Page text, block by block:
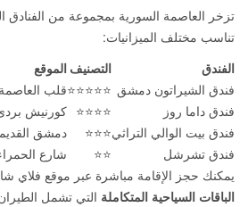
تزخر العاصمة السورية بمجموعة من الفنادق
تناسب مختلف الميزانيات:
الفندق
التصنيف الموقع
فندق الشيراتون دمشق ⭐⭐⭐⭐⭐قلب العاصمة
فندق داما روز
⭐⭐⭐⭐ كورنيش
فندق بيت الوالي التراثي⭐⭐⭐
دمشق
فندق تشرشل
⭐⭐
شارع
يمكنك حجز الإقامة مباشرة عبر موقع فلاي
الباقات السياحية المتكاملة التي تشمل